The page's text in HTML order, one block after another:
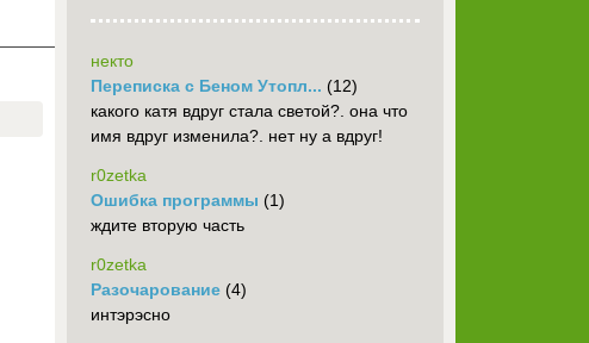
некто
Переписка с Беном Утопл... (12)
какого катя вдруг стала светой?. она что
имя вдруг изменила?. нет ну а вдруг!
r0zetka
Ошибка программы (1)
ждите вторую часть
r0zetka
Разочарование (4)
интэрэсно